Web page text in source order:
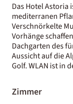
Das Hotel Astoria
mediterranen
Verschnörkelte
Vorhänge
Dachgarten des
Aussicht auf die
Golf. WLAN ist in
Zimmer